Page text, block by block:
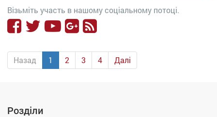
Візьміть участь в нашому соціальному потоці.
Назад 1 2 3 4 Далі
Розділи